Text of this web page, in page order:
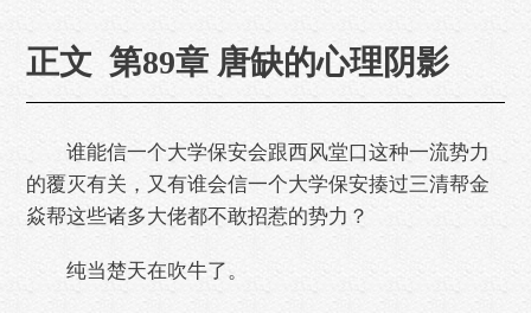
正文 第89章 唐缺的心理阴影
谁能信一个大学保安会跟西风堂口这种一流势力
的覆灭有关，又有谁会信一个大学保安揍过三清帮金
焱帮这些诸多大佬都不敢招惹的势力？
纯当楚天在吹牛了。